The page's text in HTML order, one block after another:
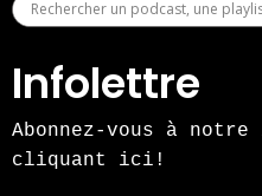
Infolettre
Abonnez-vous à
cliquant ici!